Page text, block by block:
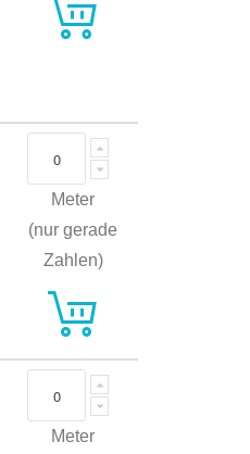
Meter
(nur gerade
Zahlen)
Meter